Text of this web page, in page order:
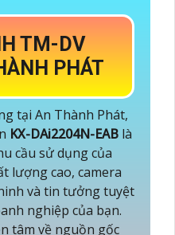
TM-DV
PHÁT
tại An Thành Phát,
KX-DAi2204N-EAB là
cầu sử dụng của
lượng cao, camera
và tin tưởng tuyệt
nghiệp của bạn.
tâm về nguồn gốc